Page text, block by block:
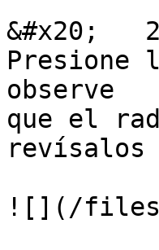
&#x20;
Presione
observe
que el
revísalos
![](/files/-